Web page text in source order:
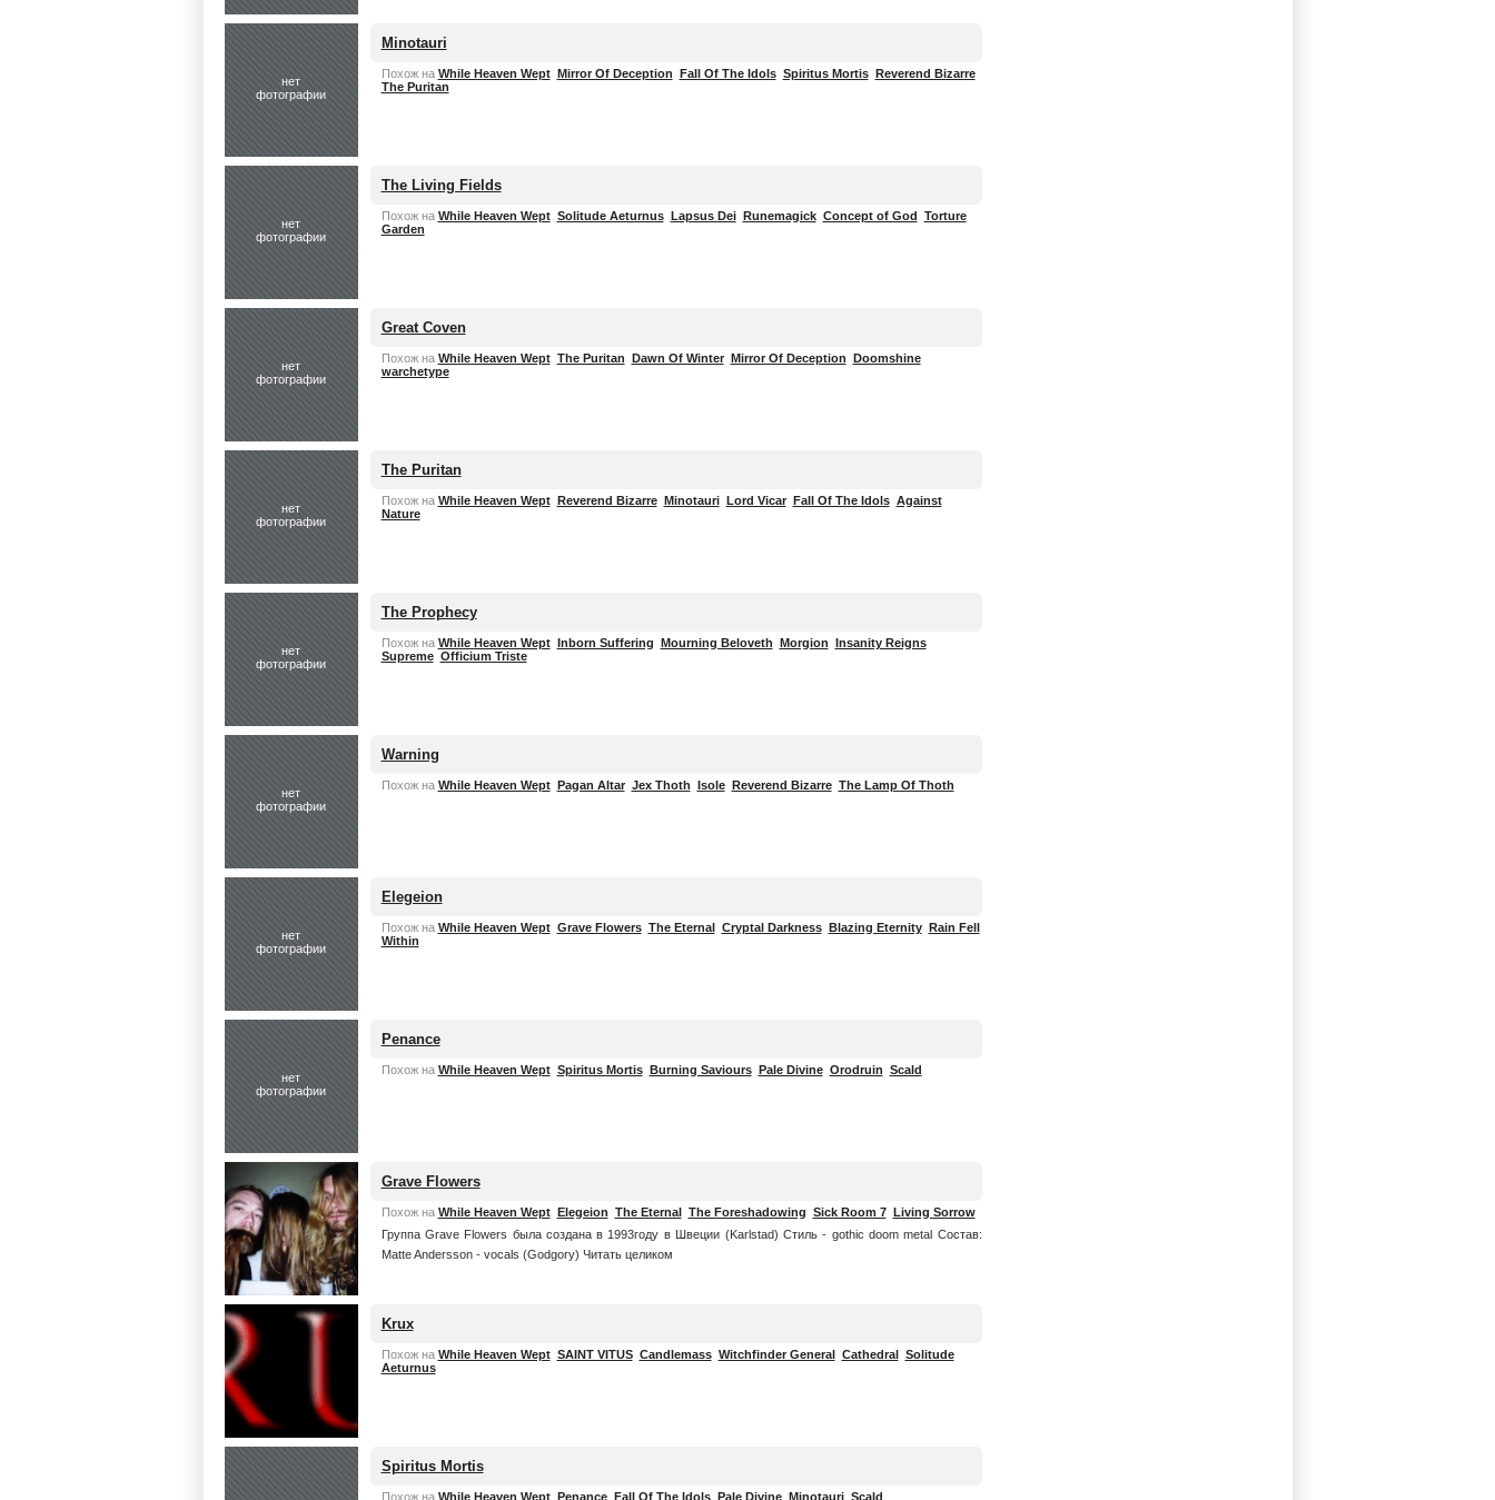
нет
фотографии
Minotauri
Похож на While Heaven Wept Mirror Of Deception Fall Of The Idols Spiritus Mortis Reverend Bizarre
The Puritan
нет
фотографии
The Living Fields
Похож на While Heaven Wept Solitude Aeturnus Lapsus Dei Runemagick Concept of God Torture
Garden
нет
фотографии
Great Coven
Похож на While Heaven Wept The Puritan Dawn Of Winter Mirror Of Deception Doomshine
warchetype
нет
фотографии
The Puritan
Похож на While Heaven Wept Reverend Bizarre Minotauri Lord Vicar Fall Of The Idols Against
Nature
нет
фотографии
The Prophecy
Похож на While Heaven Wept Inborn Suffering Mourning Beloveth Morgion Insanity Reigns
Supreme Officium Triste
нет
фотографии
Warning
Похож на While Heaven Wept Pagan Altar Jex Thoth Isole Reverend Bizarre The Lamp Of Thoth
нет
фотографии
Elegeion
Похож на While Heaven Wept Grave Flowers The Eternal Cryptal Darkness Blazing Eternity Rain Fell
Within
нет
фотографии
Penance
Похож на While Heaven Wept Spiritus Mortis Burning Saviours Pale Divine Orodruin Scald
Grave Flowers
Похож на While Heaven Wept Elegeion The Eternal The Foreshadowing Sick Room 7 Living Sorrow
Группа Grave Flowers была создана в 1993году в Швеции (Karlstad) Стиль - gothic doom metal Состав:
Matte Andersson - vocals (Godgory) Читать целиком
Krux
Похож на While Heaven Wept SAINT VITUS Candlemass Witchfinder General Cathedral Solitude
Aeturnus
Spiritus Mortis
Похож на While Heaven Wept Penance Fall Of The Idols Pale Divine Minotauri Scald